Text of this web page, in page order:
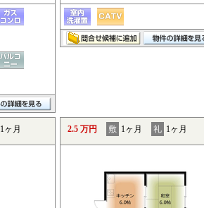
1ヶ月 2.5 万円 敷 1ヶ月 礼 1ヶ月